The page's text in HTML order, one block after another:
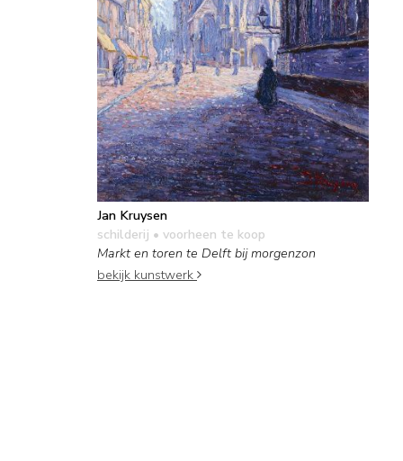
Jan Kruysen
schilderij • voorheen te koop
Markt en toren te Delft bij morgenzon
bekijk kunstwerk